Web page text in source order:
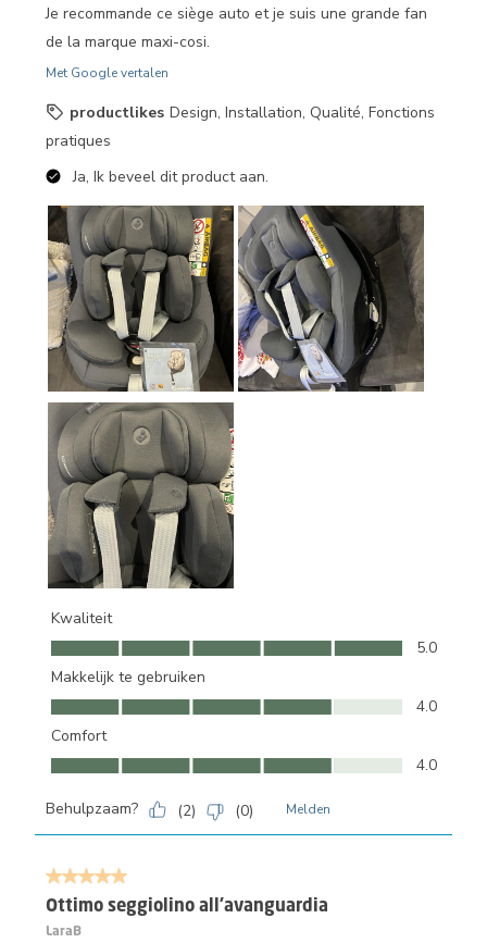
Je recommande ce siège auto et je suis une grande fan
de la marque maxi-cosi.
Met Google vertalen
productlikes Design, Installation, Qualité, Fonctions
pratiques
Ja, Ik beveel dit product aan.
Kwaliteit
Kwaliteit, 5.0 van 5
5.0
Makkelijk te gebruiken
Makkelijk te gebruiken, 4.0 van 5
4.0
Comfort
Comfort, 4.0 van 5
4.0
Behulpzaam? (2) (0) Melden
5 van 5 sterren.
Ottimo seggiolino all’avanguardia
LaraB